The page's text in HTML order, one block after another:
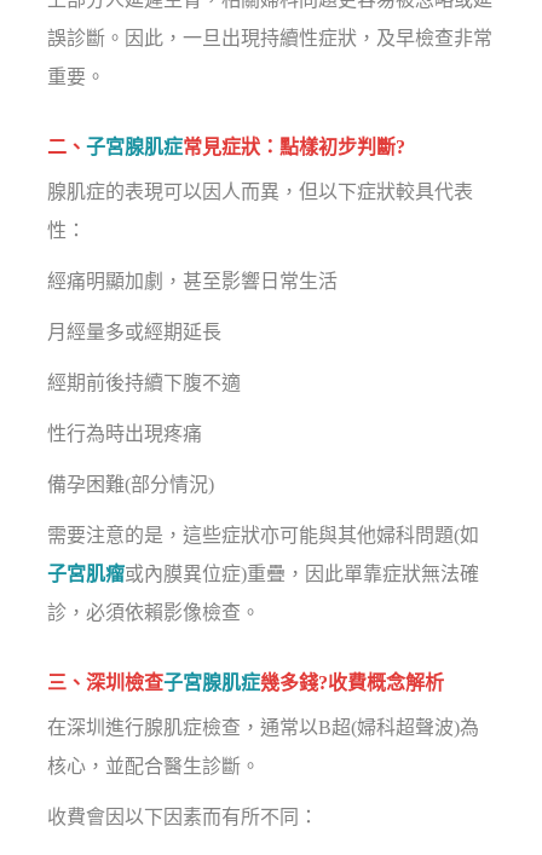
誤診斷。因此，一旦出現持續性症狀，及早檢查非常
重要。
二、子宮腺肌症常見症狀：點樣初步判斷?
腺肌症的表現可以因人而異，但以下症狀較具代表
性：
經痛明顯加劇，甚至影響日常生活
月經量多或經期延長
經期前後持續下腹不適
性行為時出現疼痛
備孕困難(部分情況)
需要注意的是，這些症狀亦可能與其他婦科問題(如
子宮肌瘤或內膜異位症)重疊，因此單靠症狀無法確
診，必須依賴影像檢查。
三、深圳檢查子宮腺肌症幾多錢?收費概念解析
在深圳進行腺肌症檢查，通常以B超(婦科超聲波)為
核心，並配合醫生診斷。
收費會因以下因素而有所不同：